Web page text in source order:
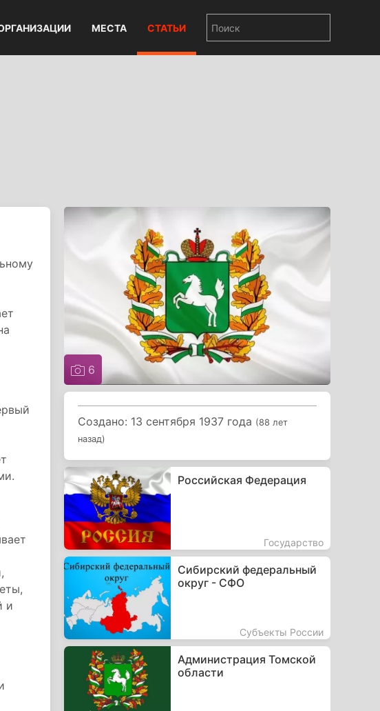
МЕСТА СТАТЬИ
и
6
Создано: 13 сентября 1937 года (88 лет
назад)
Российская Федерация
Государство
Сибирский федеральный
округ - СФО
Субъекты России
Администрация Томской
области